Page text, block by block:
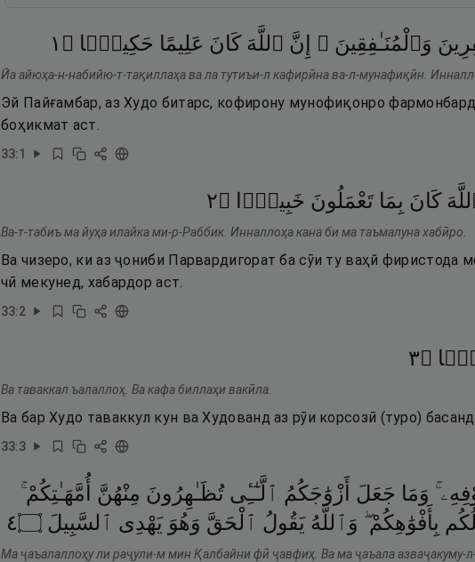
وَٱلْمُنَـٰفِقِينَ ۗ إِنَّ ٱللَّهَ كَانَ عَلِيمًا حَكِيمًۭا ۝ ١
Йа айюҳа-н-набийю-т-тақиллаҳа ва ла тутиъи-л кафирӣна ва-л-мунафиқӣн.
Эй Пайғамбар, аз Худо битарс, кофирону мунофиқонро
боҳикмат аст.
33:1
كَانَ بِمَا تَعْمَلُونَ خَبِيرًۭا ۝٢
Ва-т-табиъ ма йуҳа илайка ми-р-Раббик. Инналлоҳа кана би ма таъмалуна хабӣро.
Ва чизеро, ки аз ҷониби Парвардигорат ба сӯи ту ваҳй фиристода
чӣ мекунед, хабардор аст.
33:2
۝٣
Ва таваккал ъалаллоҳ. Ва кафа биллаҳи вакӣла.
Ва бар Худо таваккул кун ва Худованд аз рӯи корсозӣ (туро)
33:3
وَمَا جَعَلَ أَزْوَٰجَكُمُ ٱلَّـٰٓـِٔى تُظَـٰهِرُونَ مِنْهُنَّ
أُمَّهَـٰتِكُمْ ۚ
بِأَفْوَٰهِكُمْ ۖ وَٱللَّهُ يَقُولُ ٱلْحَقَّ وَهُوَ يَهْدِى ٱلسَّبِيلَ ۝٤
Ма ҷаъалаллоҳу ли раҷули-м мин Қалбайни фӣ ҷавфиҳ. Ва ма ҷаъала азваҷакуму-